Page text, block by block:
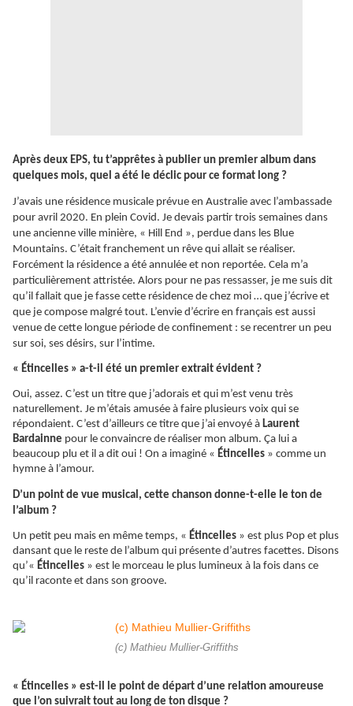
Après deux EPS, tu t’apprêtes à publier un premier album dans
quelques mois, quel a été le déclic pour ce format long ?
J’avais une résidence musicale prévue en Australie avec l’ambassade
pour avril 2020. En plein Covid. Je devais partir trois semaines dans
une ancienne ville minière, « Hill End », perdue dans les Blue
Mountains. C’était franchement un rêve qui allait se réaliser.
Forcément la résidence a été annulée et non reportée. Cela m’a
particulièrement attristée. Alors pour ne pas ressasser, je me suis dit
qu’il fallait que je fasse cette résidence de chez moi … que j’écrive et
que je compose malgré tout. L’envie d’écrire en français est aussi
venue de cette longue période de confinement : se recentrer un peu
sur soi, ses désirs, sur l’intime.
« Étincelles » a-t-il été un premier extrait évident ?
Oui, assez. C’est un titre que j’adorais et qui m’est venu très
naturellement. Je m’étais amusée à faire plusieurs voix qui se
répondaient. C’est d’ailleurs ce titre que j’ai envoyé à Laurent
Bardainne pour le convaincre de réaliser mon album. Ça lui a
beaucoup plu et il a dit oui ! On a imaginé « Étincelles » comme un
hymne à l’amour.
D’un point de vue musical, cette chanson donne-t-elle le ton de
l’album ?
Un petit peu mais en même temps, « Étincelles » est plus Pop et plus
dansant que le reste de l’album qui présente d’autres facettes. Disons
qu’« Étincelles » est le morceau le plus lumineux à la fois dans ce
qu’il raconte et dans son groove.
(c) Mathieu Mullier-Griffiths
« Étincelles » est-il le point de départ d’une relation amoureuse
que l’on suivrait tout au long de ton disque ?